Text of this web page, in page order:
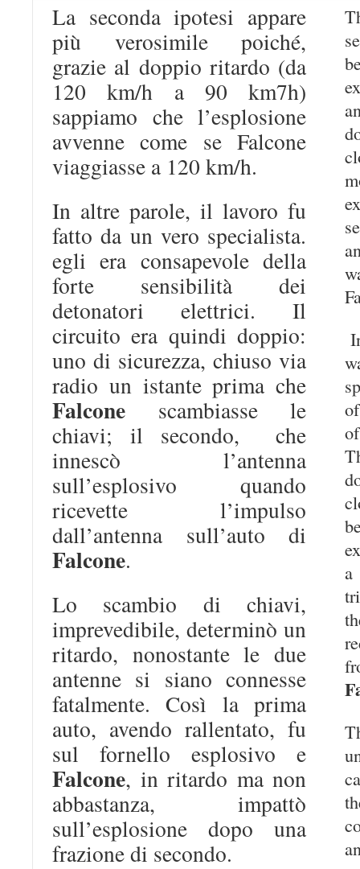
La seconda ipotesi appare
più verosimile poiché,
grazie al doppio ritardo (da
120 km/h a 90 km7h)
sappiamo che l’esplosione
avvenne come se Falcone
viaggiasse a 120 km/h.
In altre parole, il lavoro fu
fatto da un vero specialista.
egli era consapevole della
forte sensibilità dei
detonatori elettrici. Il
circuito era quindi doppio:
uno di sicurezza, chiuso via
radio un istante prima che
Falcone scambiasse le
chiavi; il secondo, che
innescò l’antenna
sull’esplosivo quando
ricevette l’impulso
dall’antenna sull’auto di
Falcone.
Lo scambio di chiavi,
imprevedibile, determinò un
ritardo, nonostante le due
antenne si siano connesse
fatalmente. Così la prima
auto, avendo rallentato, fu
sul fornello esplosivo e
Falcone, in ritardo ma non
abbastanza, impattò
sull’esplosione dopo una
frazione di secondo.